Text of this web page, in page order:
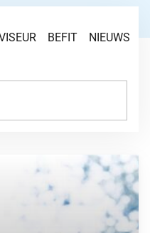
BEFIT NIEUWS
EQUIPE GAAN VOOR